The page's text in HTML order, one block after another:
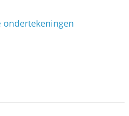
ondertekeningen